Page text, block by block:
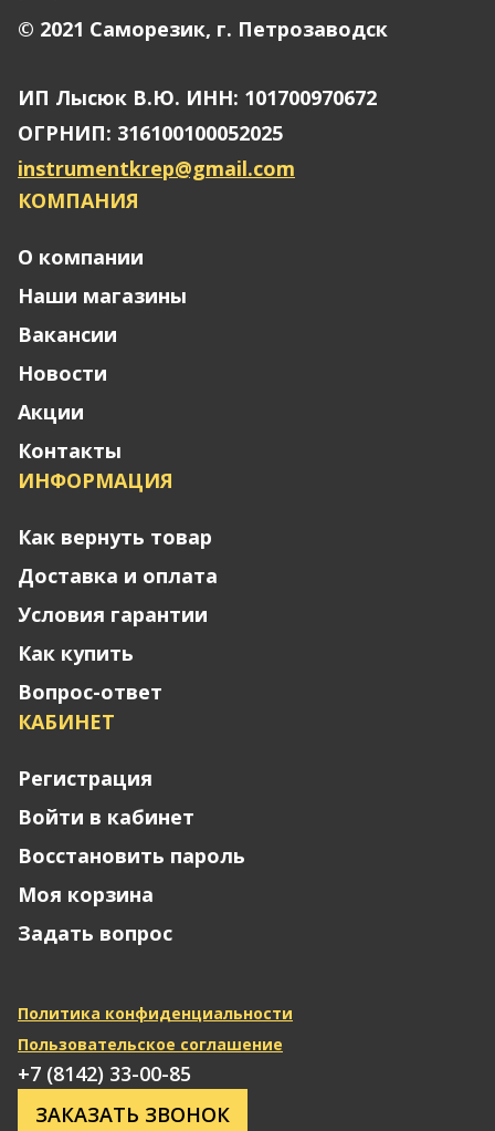
© 2021 Саморезик, г. Петрозаводск
ИП Лысюк В.Ю. ИНН: 101700970672
ОГРНИП: 316100100052025
instrumentkrep@gmail.com
КОМПАНИЯ
О компании
Наши магазины
Вакансии
Новости
Акции
Контакты
ИНФОРМАЦИЯ
Как вернуть товар
Доставка и оплата
Условия гарантии
Как купить
Вопрос-ответ
КАБИНЕТ
Регистрация
Войти в кабинет
Восстановить пароль
Моя корзина
Задать вопрос
Политика конфиденциальности
Пользовательское соглашение
+7 (8142) 33-00-85
ЗАКАЗАТЬ ЗВОНОК